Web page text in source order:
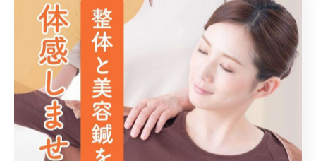
鍼灸施術が得意な整骨院の見極め方
鍼灸が得意な整骨院を見極めるためには、施術実績や専
門性を重視しましょう。院のホームページや院内掲示に
「鍼灸専門スタッフ在籍」「鍼灸施術の症例紹介」など
の記載があるかを確認するのが効果的です。
また、カウンセリング時に身体の状態や悩みに対して具